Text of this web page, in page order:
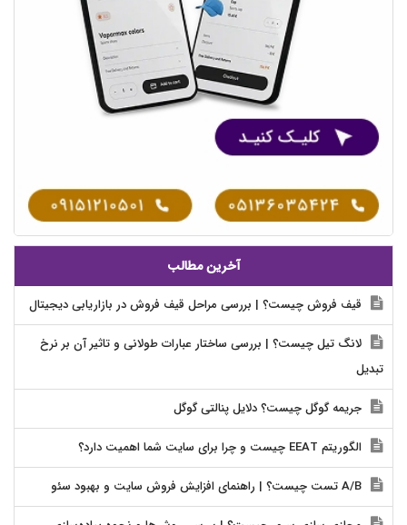
آخرین مطالب
قیف فروش چیست؟ | بررسی مراحل قیف فروش در بازاریابی دیجیتال
لانگ تیل چیست؟ | بررسی ساختار عبارات طولانی و تاثیر آن بر نرخ
تبدیل
جریمه گوگل چیست؟ دلایل پنالتی گوگل
الگوریتم EEAT چیست و چرا برای سایت شما اهمیت دارد؟